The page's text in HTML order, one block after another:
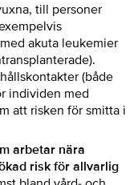
till personer
akuta leukemier
(både
individen med
att risken för smitta i
arbetar nära
risk för allvarlig